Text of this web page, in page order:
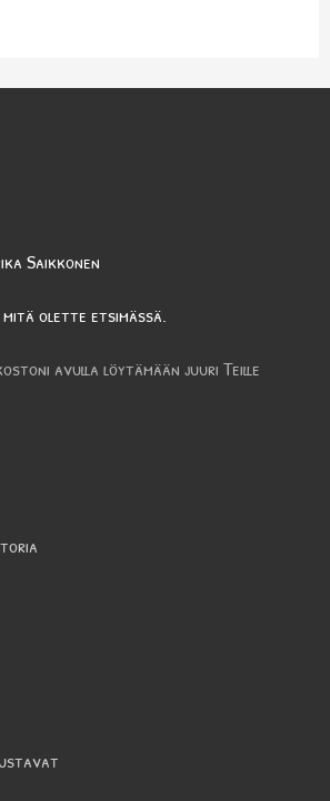
Saikkonen
olette etsimässä.
avulla löytämään juuri Teille